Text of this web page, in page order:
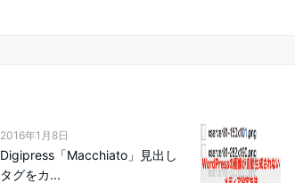
2016年1月8日
Digipress「Macchiato」見出し
タグをカ...